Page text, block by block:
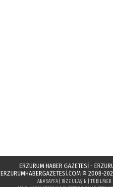
ERZURUM HABER GAZETESİ -
ERZURUMHABERGAZETESI.COM© 2008-2026
ANA SAYFA| BIZE ULAŞIN TÜBILMER